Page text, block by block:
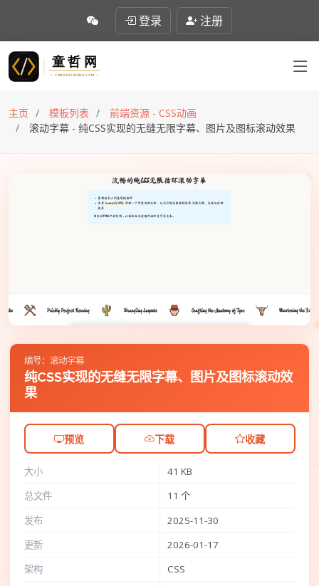
登录 注册
主页 模板列表
前端资源 - CSS动画
滚动字幕 - 纯CSS实现的无缝无限字幕、图片及图标滚动效果
编号：滚动字幕
纯CSS实现的无缝无限字幕、图片及图标滚动效
果
预览 下载 收藏
大小
41 KB
总文件
11 个
发布
2025-11-30
更新
2026-01-17
架构
CSS